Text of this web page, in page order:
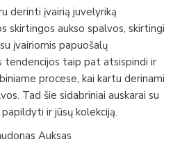
derinti įvairią juvelyriką
skirtingos aukso spalvos, skirtingi
įvairiomis papuošalų
tendencijos taip pat atsispindi ir
procese, kai kartu derinami
Tad šie sidabriniai auskarai su
ir jūsų kolekciją.
Auksas